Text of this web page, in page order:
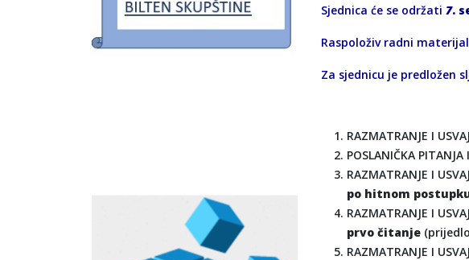
Sjednica će se održati 7.
Raspoloživ radni
Za sjednicu je predložen
RAZMATRANJE I
POSLANIČKA PITANJA
RAZMATRANJE I
po hitnom
RAZMATRANJE I
prvo čitanje
RAZMATRANJE I